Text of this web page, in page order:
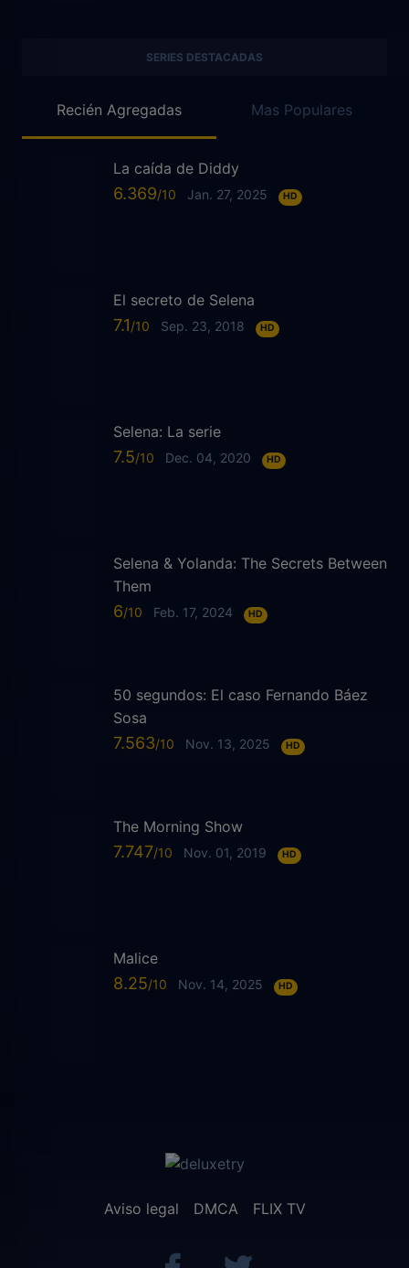
SERIES DESTACADAS
Recién Agregadas Mas Populares
La caída de Diddy
6.369 Jan. 27, 2025 HD
El secreto de Selena
7.1 Sep. 23, 2018 HD
Selena: La serie
7.5 Dec. 04, 2020 HD
Selena & Yolanda: The Secrets Between
Them
6 Feb. 17, 2024 HD
50 segundos: El caso Fernando Báez
Sosa
7.563 Nov. 13, 2025 HD
The Morning Show
7.747 Nov. 01, 2019 HD
Malice
8.25 Nov. 14, 2025 HD
Aviso legal DMCA FLIX TV